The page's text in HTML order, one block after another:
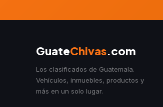
GuateChivas.com
Los clasificados de Guatemala.
Vehículos, inmuebles, productos y
más en un solo lugar.